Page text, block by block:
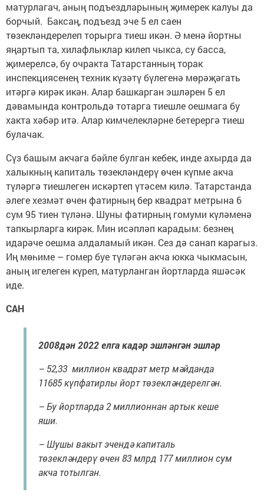
матурлагач, аның подъездларының җимерек калуы да
борчый. Баксаң, подъезд эче 5 ел саен
төзекләндерелеп торырга тиеш икән. Ә менә йортны
яңартып та, хилафлыклар килеп чыкса, су басса,
җимерелсә, бу очракта Татарстанның торак
инспекциясенең техник күзәтү бүлегенә мөрәҗәгать
итәргә кирәк икән. Алар башкарган эшләрен 5 ел
дәвамында контрольдә тотарга тиешле оешмага бу
хакта хәбәр итә. Алар кимчелекләрне бетерергә тиеш
булачак.
Сүз башым акчага бәйле булган кебек, инде ахырда да
халыкның капиталь төзекләндерү өчен күпме акча
түләргә тиешлеген искәртеп үтәсем килә. Татарстанда
әлеге хезмәт өчен фатирның бер квадрат метрына 6
сум 95 тиен түләнә. Шуны фатирның гомуми күләменә
тапкырларга кирәк. Мин исәпләп карадым: безнең
идарәче оешма алдаламый икән. Сез дә санап карагыз.
Иң мөһиме – гомер буе түләгән акча юкка чыкмасын,
аның игелеген күреп, матурланган йортларда яшәсәк
иде.
САН
2008дән 2022 елга кадәр эшләнгән эшләр
– 52,33 миллион квадрат метр мәйданда
11685 күпфатирлы йорт төзекләндерелгән.
– Бу йортларда 2 миллионнан артык кеше
яши.
– Шушы вакыт эчендә капиталь
төзекләндерү өчен 83 млрд 177 миллион сум
акча тотылган.